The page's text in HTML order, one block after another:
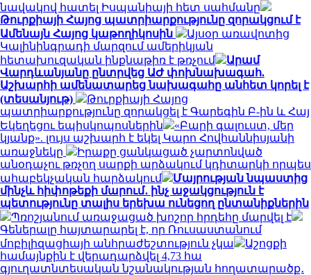
նավակով հատել Իսպանիայի հետ սահմանը
Թուրքիայի Հայոց պատրիարքությունը զորակցում է
Ամենայն Հայոց կաթողիկոսին
Այսօր առավոտից
Կալինինգրադի մարզում ամերիկյան
հետախուզական ինքնաթիռ է թռչում
Արամ
Վարդևանյանը ընտրվեց ԱԺ փոխնախագահ.
Աշխարհի ամենատարեց նախագահը անհետ կորել է
(տեսանյութ)
Թուրքիայի Հայոց
պատրիարքությունը զորակցել է Գարեգին Բ-ին և Հայ
Եկեղեցու եպիսկոպոսներին
«Բարի գալուստ, մեր
կյանք». լույս աշխարհ է եկել Կարո Հովհաննիսյանի
առաջնեկը
Իրաքը ցանկացած չարտոնված
անօդաչու թռչող սարքի արձակում կդիտարկի որպես
ահաբեկչական հարձակում
Մայրության նպաստից
մինչև հիփոթեքի մարում․ ինչ աջակցություն է
պետությունը տալիս երեխա ունեցող ընտանիքներին
Պռոշյանում առաջացած խոշոր հրդեհը մարվել է
Գեներալը հայտարարել է, որ Ռուսաստանում
մոբիլիզացիայի անհրաժեշտություն չկա
Աշոցքի
համայնքին է վերադարձվել 4,73 հա
գյուղատնտեսական նշանակության հողատարածք․